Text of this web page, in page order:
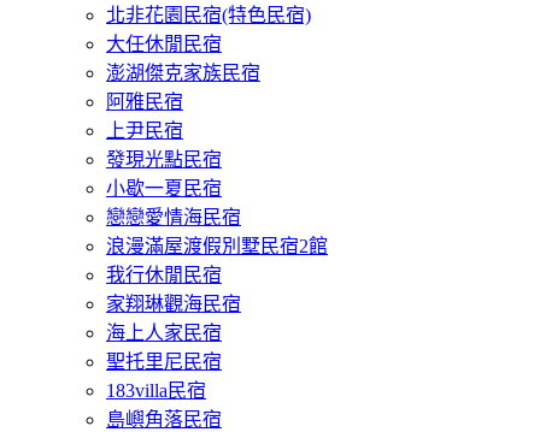
北非花園民宿(特色民宿)
大任休閒民宿
澎湖傑克家族民宿
阿雅民宿
上尹民宿
發現光點民宿
小歇一夏民宿
戀戀愛情海民宿
浪漫滿屋渡假別墅民宿2館
我行休閒民宿
家翔琳觀海民宿
海上人家民宿
聖托里尼民宿
183villa民宿
島嶼角落民宿